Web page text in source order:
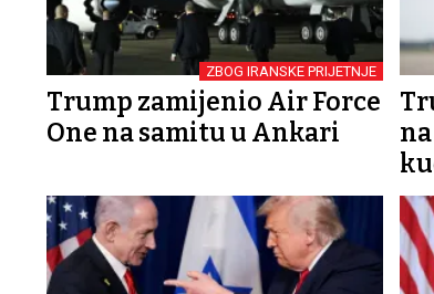
ZBOG IRANSKE PRIJETNJE
Trump zamijenio Air Force
One na samitu u Ankari